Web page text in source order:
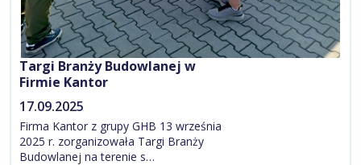
Targi Branży Budowlanej w
Firmie Kantor
17.09.2025
Firma Kantor z grupy GHB 13 września
2025 r. zorganizowała Targi Branży
Budowlanej na terenie s…